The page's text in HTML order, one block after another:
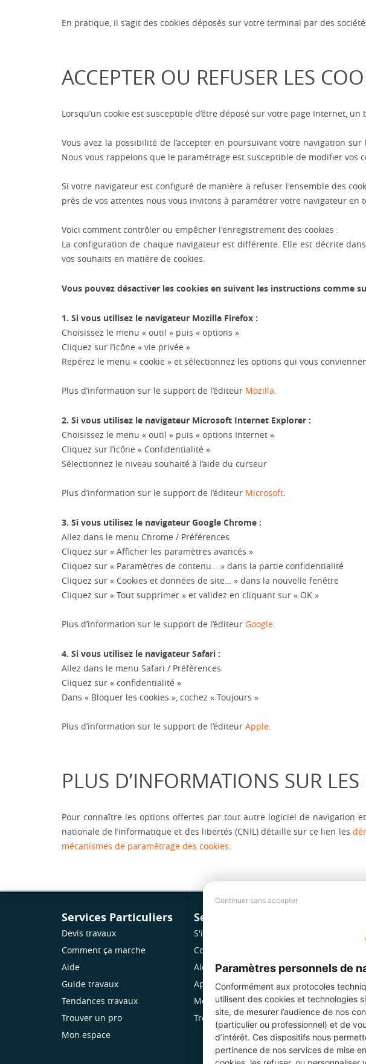
Continuer sans accepter
Paramètres personnels de
Conformément aux protocoles
utilisent des cookies et technologies
site, de mesurer l’audience de nos
(particulier ou professionnel) et de
d’intérêt. Ces dispositifs nous
pertinence de nos services de mise
En pratique, il s’agit des cookies déposés sur votre terminal par des
ACCEPTER OU REFUSER LES
Lorsqu’un cookie est susceptible d’être déposé sur votre page Internet,
Vous avez la possibilité de l’accepter en poursuivant votre navigation
Nous vous rappelons que le paramétrage est susceptible de modifier vos
Si votre navigateur est configuré de manière à refuser l'ensemble des
près de vos attentes nous vous invitons à paramétrer votre navigateur
Voici comment contrôler ou empêcher l'enregistrement des cookies :
La configuration de chaque navigateur est différente. Elle est décrite
vos souhaits en matière de cookies.
Vous pouvez désactiver les cookies en suivant les instructions comme
1. Si vous utilisez le navigateur Mozilla Firefox :
Choisissez le menu « outil » puis « options »
Cliquez sur l’icône « vie privée »
Repérez le menu « cookie » et sélectionnez les options qui vous
Plus d’information sur le support de l’éditeur Mozilla.
2. Si vous utilisez le navigateur Microsoft Internet Explorer :
Choisissez le menu « outil » puis « options Internet »
Cliquez sur l’icône « Confidentialité »
Sélectionnez le niveau souhaité à l’aide du curseur
Plus d’information sur le support de l’éditeur Microsoft.
3. Si vous utilisez le navigateur Google Chrome :
Allez dans le menu Chrome / Préférences
Cliquez sur « Afficher les paramètres avancés »
Cliquez sur « Paramètres de contenu… » dans la partie confidentialité
Cliquez sur « Cookies et données de site… » dans la nouvelle fenêtre
Cliquez sur « Tout supprimer » et validez en cliquant sur « OK »
Plus d’information sur le support de l’éditeur Google.
4. Si vous utilisez le navigateur Safari :
Allez dans le menu Safari / Préférences
Cliquez sur « confidentialité »
Dans « Bloquer les cookies », cochez « Toujours »
Plus d’information sur le support de l’éditeur Apple.
PLUS D’INFORMATIONS SUR LES
Pour connaître les options offertes par tout autre logiciel de navigation
nationale de l’informatique et des libertés (CNIL) détaille sur ce lien les
mécanismes de paramétrage des cookies.
Services Particuliers
Devis travaux
Comment ça marche
Aide
Guide travaux
Tendances travaux
Trouver un pro
Mon espace
Services Pro
S'inscrire
Comment ça marche
Aide
Application Mobile
Mon espace
Trouver des chantiers
Revue